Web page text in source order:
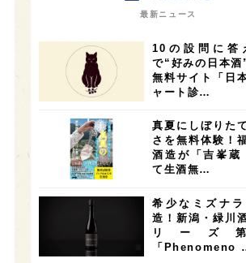
オピニオンリーダーの視点
奈良県 滋賀県 7
富山県 6 フランス 6 高知県 5
4 アメリカ 4 神奈川県 4
4 三重県 大阪府 3
オーストラリア 台湾 2 アジア 2
SAKEの時代を生きる 静岡県 1 長
最新ニュース
10の設問に答
で“好みの日本酒
無料サイト「日
ャート診…
真夏にしぼりた
さを無料体験！
酒造が「吉峯蔵
て生酒無…
希少なミズナ
造！新潟・緑川
リーズ
「Phenomeno